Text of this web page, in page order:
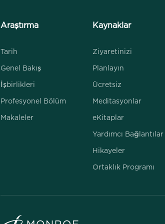
Araştırma
Tarih
Genel Bakış
İşbirlikleri
Profesyonel Bölüm
Makaleler
Kaynaklar
Ziyaretinizi
Planlayın
Ücretsiz
Meditasyonlar
eKitaplar
Yardımcı Bağlantılar
Hikayeler
Ortaklık Programı